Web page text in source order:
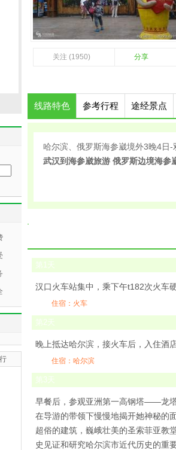
关注 (1950) 分享
线路特色 参考行程 途经景点
哈尔滨、俄罗斯海参崴境外3晚4日-
武汉到海参崴旅游 俄罗斯边境海参
第1天
汉口火车站集中，乘下午t182次火车
住宿：火车
第2天
晚上抵达哈尔滨，接火车后，入住酒
住宿：哈尔滨
第3天
早餐后，参观亚洲第一高钢塔——龙塔
在导游的带领下慢慢地揭开她神秘的
超俗的建筑，巍峨壮美的圣索菲亚教
史见证和研究哈尔滨市近代历史的